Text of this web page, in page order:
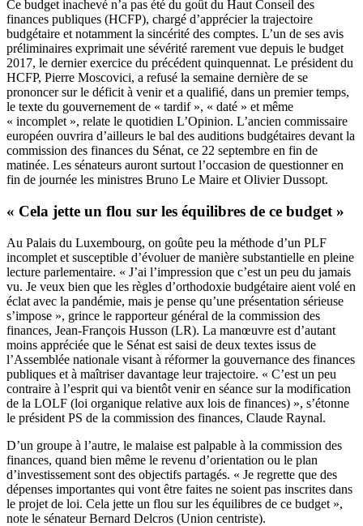
Ce budget inachevé n’a pas été du goût du Haut Conseil des
finances publiques (HCFP), chargé d’apprécier la trajectoire
budgétaire et notamment la sincérité des comptes. L’un de ses avis
préliminaires exprimait une sévérité rarement vue depuis le budget
2017, le dernier exercice du précédent quinquennat. Le président du
HCFP, Pierre Moscovici, a refusé la semaine dernière de se
prononcer sur le déficit à venir et a qualifié, dans un premier temps,
le texte du gouvernement de « tardif », « daté » et même
« incomplet », relate le quotidien L’Opinion. L’ancien commissaire
européen ouvrira d’ailleurs le bal des auditions budgétaires devant la
commission des finances du Sénat, ce 22 septembre en fin de
matinée. Les sénateurs auront surtout l’occasion de questionner en
fin de journée les ministres Bruno Le Maire et Olivier Dussopt.
« Cela jette un flou sur les équilibres de ce budget »
Au Palais du Luxembourg, on goûte peu la méthode d’un PLF
incomplet et susceptible d’évoluer de manière substantielle en pleine
lecture parlementaire. « J’ai l’impression que c’est un peu du jamais
vu. Je veux bien que les règles d’orthodoxie budgétaire aient volé en
éclat avec la pandémie, mais je pense qu’une présentation sérieuse
s’impose », grince le rapporteur général de la commission des
finances, Jean-François Husson (LR). La manœuvre est d’autant
moins appréciée que le Sénat est saisi de deux textes issus de
l’Assemblée nationale visant à réformer la gouvernance des finances
publiques et à maîtriser davantage leur trajectoire. « C’est un peu
contraire à l’esprit qui va bientôt venir en séance sur la modification
de la LOLF (loi organique relative aux lois de finances) », s’étonne
le président PS de la commission des finances, Claude Raynal.
D’un groupe à l’autre, le malaise est palpable à la commission des
finances, quand bien même le revenu d’orientation ou le plan
d’investissement sont des objectifs partagés. « Je regrette que des
dépenses importantes qui vont être faites ne soient pas inscrites dans
le projet de loi. Cela jette un flou sur les équilibres de ce budget »,
note le sénateur Bernard Delcros (Union centriste).